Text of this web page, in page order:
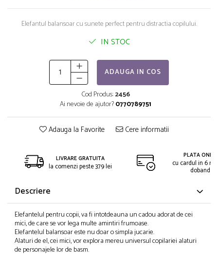
Elefantul balansoar cu sunete perfect pentru distractia copilului.
IN STOC
ADAUGA IN COS
Cod Produs:2456
Ai nevoie de ajutor?0770789751
Adauga la Favorite Cere informatii
LIVRARE GRATUITA
la comenzi peste 379 lei
PLATA
cu cardul in 6
dobanda
Descriere
Elefantelul pentru copii, va fi intotdeauna un cadou adorat de cei
mici, de care se vor lega multe amintiri frumoase.
Elefantelul balansoar este nu doar o simpla jucarie.
Alaturi de el, cei mici, vor explora mereu universul copilariei alaturi
de personajele lor de basm.